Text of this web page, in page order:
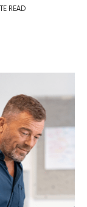
READ